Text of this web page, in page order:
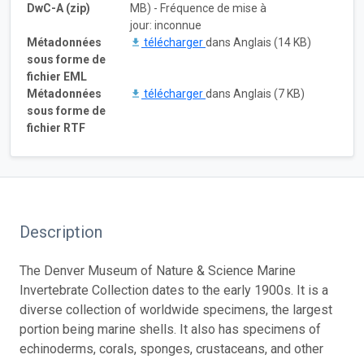
DwC-A (zip)
MB) - Fréquence de mise à
jour: inconnue
Métadonnées
sous forme de
fichier EML
téléchargerdans Anglais (14 KB)
Métadonnées
sous forme de
fichier RTF
téléchargerdans Anglais (7 KB)
Description
The Denver Museum of Nature & Science Marine
Invertebrate Collection dates to the early 1900s. It is a
diverse collection of worldwide specimens, the largest
portion being marine shells. It also has specimens of
echinoderms, corals, sponges, crustaceans, and other